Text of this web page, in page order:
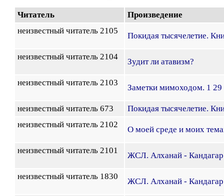
Читатель
Произведение
неизвестный читатель 2105
Покидая тысячелетие.
неизвестный читатель 2104
Зудит ли атавизм?
неизвестный читатель 2103
Заметки мимоходом. 1 29
неизвестный читатель 673
Покидая тысячелетие.
неизвестный читатель 2102
О моей среде и моих
неизвестный читатель 2101
ЖСЛ. Алханай -
неизвестный читатель 1830
ЖСЛ. Алханай -